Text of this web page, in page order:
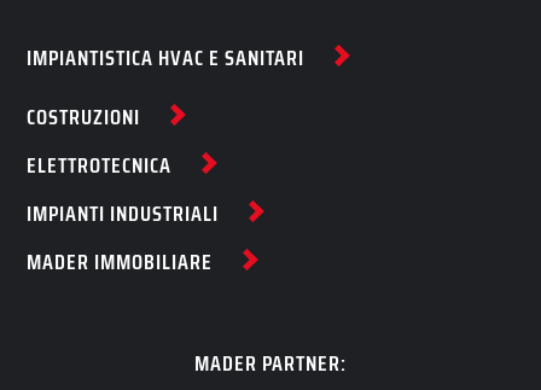
IMPIANTISTICA HVAC E SANITARI
COSTRUZIONI
ELETTROTECNICA
IMPIANTI INDUSTRIALI
MADER IMMOBILIARE
MADER PARTNER: